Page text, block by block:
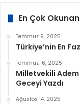
En Çok
Temmuz 9, 2025
Türkiye’nin En
Temmuz 16, 2025
Milletvekili Adem
Geceyi Yazdı
Ağustos 14, 2025